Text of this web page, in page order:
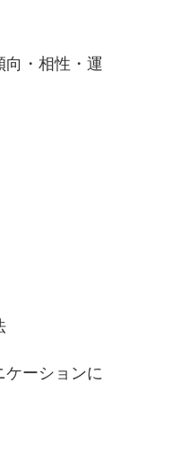
向・相性・運
ーションに